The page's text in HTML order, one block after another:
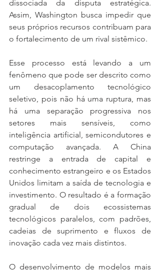
dissociada da disputa estratégica.
Assim, Washington busca impedir que
seus próprios recursos contribuam para
o fortalecimento de um rival sistêmico.
Esse processo está levando a um
fenômeno que pode ser descrito como
um desacoplamento tecnológico
seletivo, pois não há uma ruptura, mas
há uma separação progressiva nos
setores mais sensíveis, como
inteligência artificial, semicondutores e
computação avançada. A China
restringe a entrada de capital e
conhecimento estrangeiro e os Estados
Unidos limitam a saída de tecnologia e
investimento. O resultado é a formação
gradual de dois ecossistemas
tecnológicos paralelos, com padrões,
cadeias de suprimento e fluxos de
inovação cada vez mais distintos.
O desenvolvimento de modelos mais